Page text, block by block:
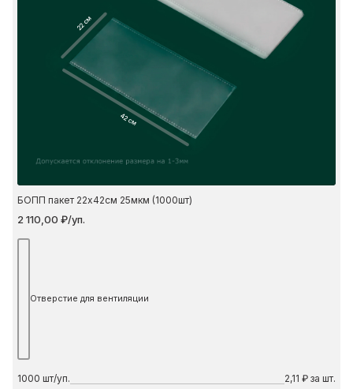
22 см
42 см
БОПП пакет 22х42см 25мкм (1000шт)
2 110,00 ₽/уп.
Отверстие для вентиляции
1000 шт/уп. 2,11 ₽ за шт.